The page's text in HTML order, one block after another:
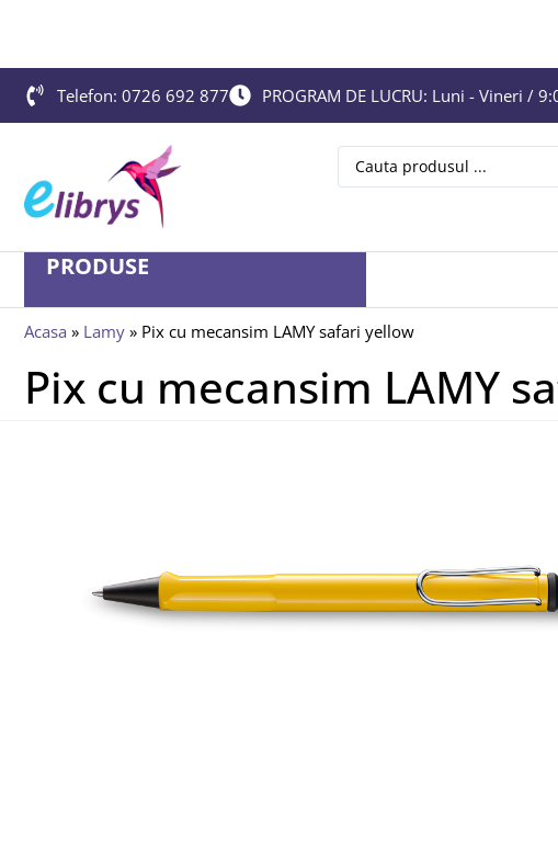
Telefon: 0726 692 877 PROGRAM DE LUCRU: Luni - Vineri /
PRODUSE
Acasa » Lamy » Pix cu mecansim LAMY safari yellow
Pix cu mecansim LAMY